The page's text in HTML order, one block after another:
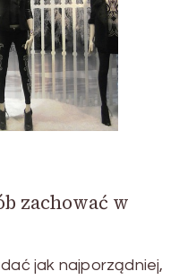
zachować w
jak najporządniej,